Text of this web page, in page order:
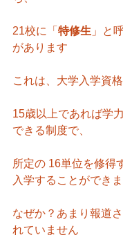
21校に「 特修生 」と
があります
これは、大学入学資
15歳以上であれば学
できる制度で、
所定の 16単位を修得
入学することができ
なぜか？あまり報道
れていません